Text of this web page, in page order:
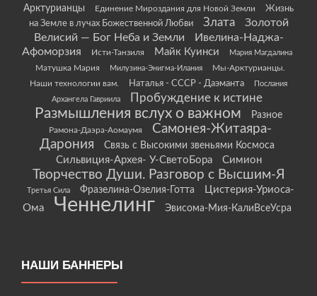
Арктурианцы
Единение Мироздания для Новой Земли
Жизнь
на Земле в лучах Божественной Любви
Злата
Золотой
Велисий — Бог Неба и Земли
Ивелина-Наджа-
Афоморзия
Исти-Танзиля Майк Куинси Мария Магдалина
Матушка Мария Милузина-Энигма-Илания
Мы-Арктурианцы.
Наши технологии вам.
Наталья - СССР - Даэманта
Послания
Архангела Гавриила
Пробуждение к истине
Размышления вслух о важном Разное
Рамона-Даэра-Аомаумя
Самонея-Житаяра-
Дарония
Связь с Высокими звеньями Космоса
Сильвиция-Архея- У-СветоБора Симион
Творчество Души. Разговор с Высшим-Я
Третья Сила Фразелина-Озелия-Готта
Цистерия-Уриоса-
Ома
Ченнелинг Эвисома-Мия-КалиВсеУсра
НАШИ БАННЕРЫ